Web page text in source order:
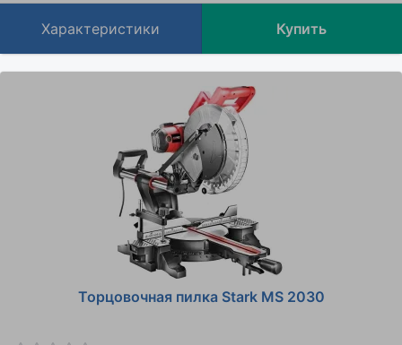
Характеристики Купить
Торцовочная пилка Stark MS 2030